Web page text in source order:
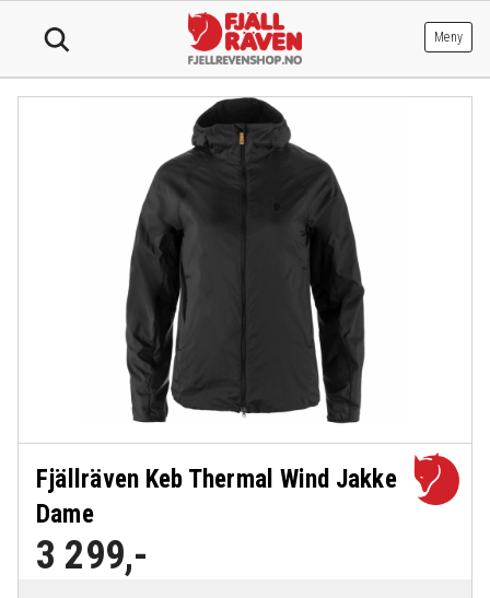
Meny
Fjällräven Keb Thermal Wind Jakke
Dame
3 299,-